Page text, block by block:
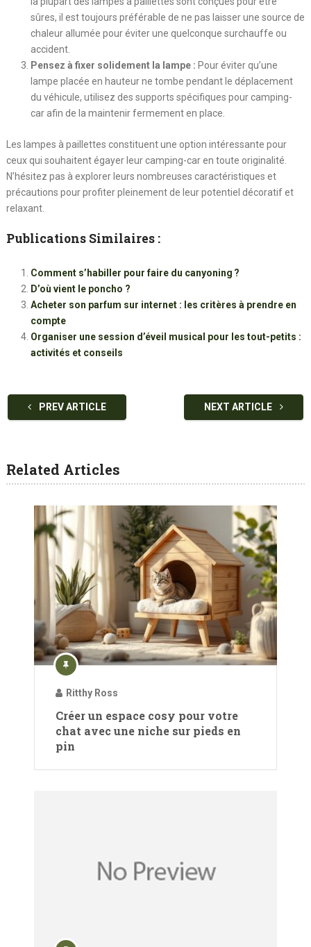
sûres, il est toujours préférable de ne pas laisser une source de
chaleur allumée pour éviter une quelconque surchauffe ou
accident.
Pensez à fixer solidement la lampe : Pour éviter qu’une
lampe placée en hauteur ne tombe pendant le déplacement
du véhicule, utilisez des supports spécifiques pour camping-
car afin de la maintenir fermement en place.
Les lampes à paillettes constituent une option intéressante pour
ceux qui souhaitent égayer leur camping-car en toute originalité.
N’hésitez pas à explorer leurs nombreuses caractéristiques et
précautions pour profiter pleinement de leur potentiel décoratif et
relaxant.
Publications Similaires :
Comment s’habiller pour faire du canyoning ?
D’où vient le poncho ?
Acheter son parfum sur internet : les critères à prendre en
compte
Organiser une session d’éveil musical pour les tout-petits :
activités et conseils
PREV ARTICLE NEXT ARTICLE
Related Articles
Ritthy Ross
Créer un espace cosy pour votre
chat avec une niche sur pieds en
pin